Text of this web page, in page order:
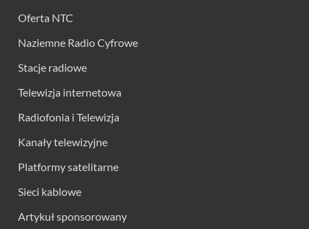
Oferta NTC
Naziemne Radio Cyfrowe
Stacje radiowe
Telewizja internetowa
Radiofonia i Telewizja
Kanały telewizyjne
Platformy satelitarne
Sieci kablowe
Artykuł sponsorowany